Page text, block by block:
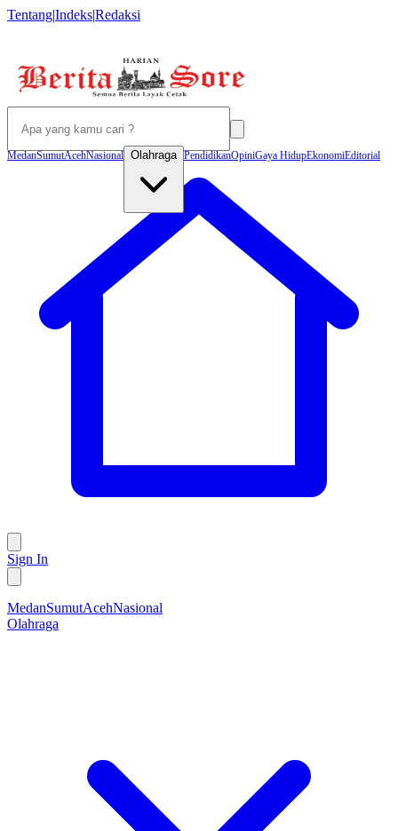
Tentang|Indeks|Redaksi
MedanSumutAcehNasional Olahraga PendidikanOpiniGaya HidupEkonomiEditorial
Sign In
MedanSumutAcehNasional
Olahraga